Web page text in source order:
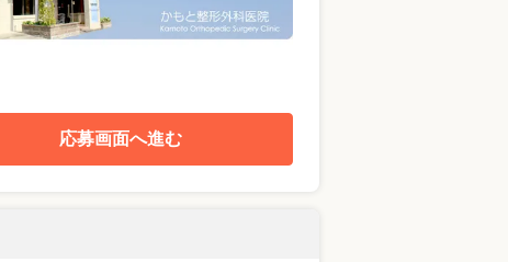
応募画面へ進む